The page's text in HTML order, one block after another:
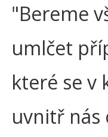
"Bereme
umlčet
které se v
uvnitř nás